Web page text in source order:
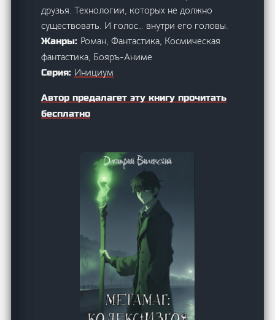
друзья. Технологии, которых не должно
существовать. И голос… внутри его головы.
Жанры: Роман, Фантастика, Космическая
фантастика, Бояръ-Аниме
Серия: Инициум
Автор предалагет эту книгу прочитать
бесплатно